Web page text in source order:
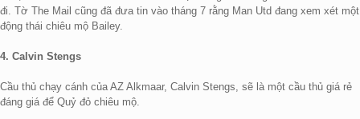
đi. Tờ The Mail cũng đã đưa tin vào tháng 7 rằng Man Utd đang xem xét một
động thái chiêu mộ Bailey.
4. Calvin Stengs
Cầu thủ chạy cánh của AZ Alkmaar, Calvin Stengs, sẽ là một cầu thủ giá rẻ
đáng giá để Quỷ đỏ chiêu mộ.